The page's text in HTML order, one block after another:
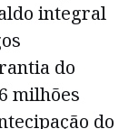
integral
do
milhões
do